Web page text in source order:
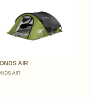
AIR
AIR